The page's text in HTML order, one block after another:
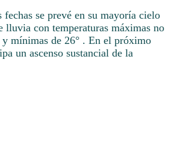
fechas se prevé en su mayoría cielo
lluvia con temperaturas máximas no
y mínimas de 26° . En el próximo
un ascenso sustancial de la